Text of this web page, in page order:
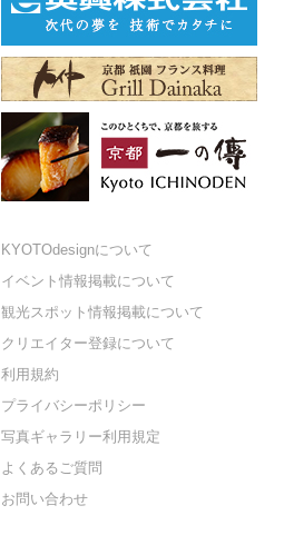
KYOTOdesignについて
イベント情報掲載について
観光スポット情報掲載について
クリエイター登録について
利用規約
プライバシーポリシー
写真ギャラリー利用規定
よくあるご質問
お問い合わせ